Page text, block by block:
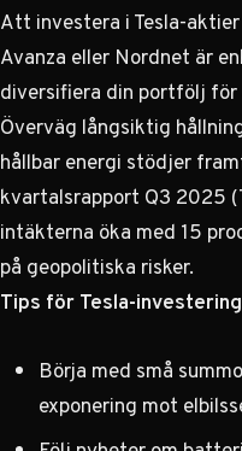
Att investera i Tesla-
Avanza eller Nordnet är
diversifiera din portfölj för
Överväg långsiktig
hållbar energi stödjer
kvartalsrapport Q3 2025 (
intäkterna öka med 15
på geopolitiska risker.
Tips för Tesla-
Börja med små
exponering mot